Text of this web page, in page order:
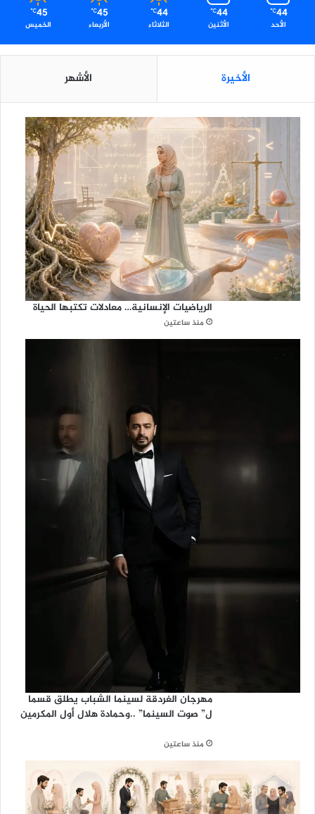
44
℃
الأحد
44
℃
الأثنين
44
℃
الثلاثاء
45
℃
الأربعاء
45
℃
الخميس
الأخيرة الأشهر
الرياضيات الإنسانية… معادلات تكتبها الحياة
منذ ساعتين
مهرجان الغردقة لسينما الشباب يطلق قسما
ل” صوت السينما” ..وحمادة هلال أول المكرمين
منذ ساعتين